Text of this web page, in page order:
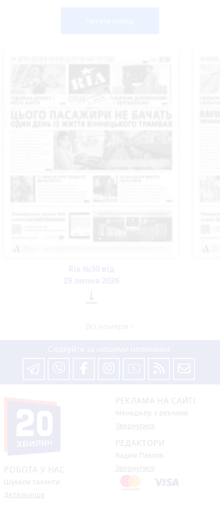
РОБОТА У НАС
Шукаєм таланти
Детальніше
РЕКЛАМА НА САЙТІ
Менеджер з реклами
Звернутися
РЕДАКТОРИ
Вадим Павлов
Звернутися